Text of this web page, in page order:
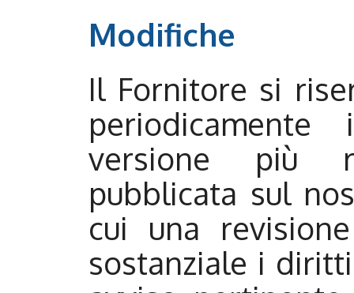
Modifiche
Il Fornitore si
versione più
pubblicata sul
cui una
sostanziale i